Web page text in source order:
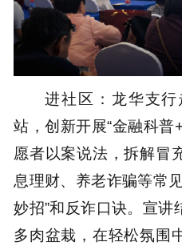
进社区：龙华支
站，创新开展“金融科普
愿者以案说法，拆解冒
息理财、养老诈骗等常
妙招”和反诈口诀。宣
多肉盆栽，在轻松氛围